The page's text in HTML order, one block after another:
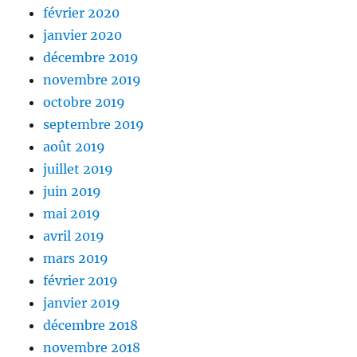
février 2020
janvier 2020
décembre 2019
novembre 2019
octobre 2019
septembre 2019
août 2019
juillet 2019
juin 2019
mai 2019
avril 2019
mars 2019
février 2019
janvier 2019
décembre 2018
novembre 2018